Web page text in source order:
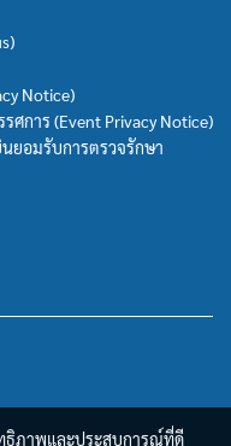
Notice)
ศการ (Event Privacy Notice)
ยอมรับการตรวจรักษา
ธิภาพและประสบการณ์ที่ดี